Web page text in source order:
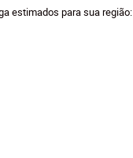
estimados para sua região: